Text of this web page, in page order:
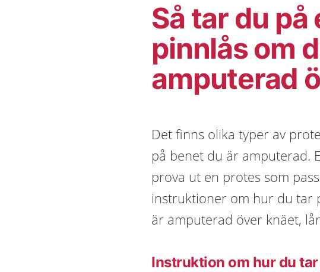
Så tar du
pinnlås om
amputerad
Det finns olika typer av
på benet du är amputerad.
prova ut en protes som
instruktioner om hur du tar
är amputerad över knäet,
Instruktion om hur du